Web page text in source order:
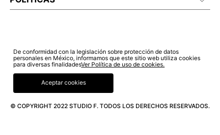
© COPYRIGHT 2022 STUDIO F. TODOS LOS DERECHOS RESERVADOS.
De conformidad con la legislación sobre protección de datos
personales en México, informamos que este sitio web utiliza cookies
para diversas finalidadesVer Política de uso de cookies.
Aceptar cookies